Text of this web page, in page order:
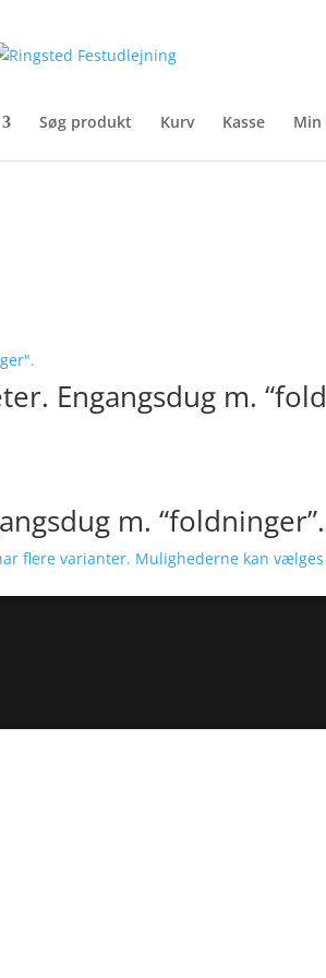
Søg produkt Kurv Kasse Min
Engangsdug m.
m. “foldninger”.
flere varianter. Mulighederne kan